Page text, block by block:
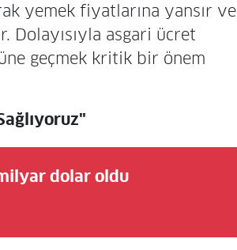
yemek fiyatlarına yansır ve
Dolayısıyla asgari ücret
geçmek kritik bir önem
dolar oldu